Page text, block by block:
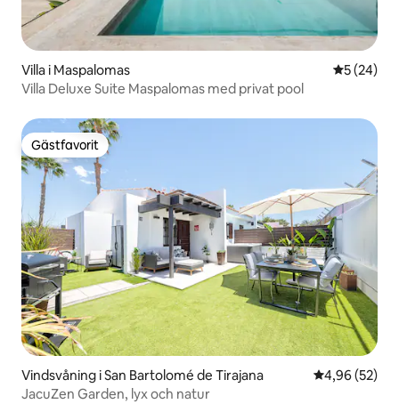
Villa i Maspalomas 5 av 5 i
5 (24)
Villa Deluxe Suite Maspalomas med privat pool
Gästfavorit
Gästfavorit
Vindsvåning i San Bartolomé de Tirajana 4,96 av 5 i
4,96 (52)
JacuZen Garden, lyx och natur